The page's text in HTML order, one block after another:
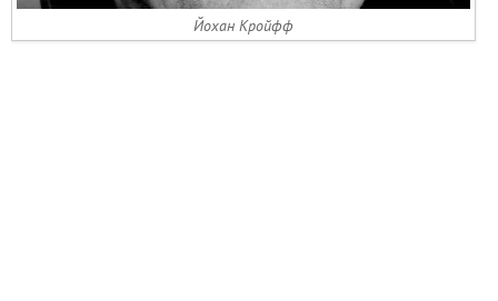
Йохан Кройфф